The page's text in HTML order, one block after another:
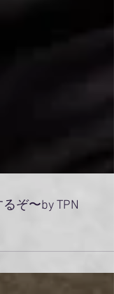
ぞ〜by TPN